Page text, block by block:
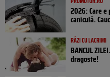
2026: Care
caniculă.
RÂZI CU LACRIMI
BANCUL
dragoste!